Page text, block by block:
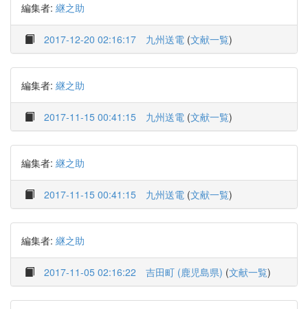
編集者: 継之助
2017-12-20 02:16:17 九州送電 (文献一覧)
編集者: 継之助
2017-11-15 00:41:15 九州送電 (文献一覧)
編集者: 継之助
2017-11-15 00:41:15 九州送電 (文献一覧)
編集者: 継之助
2017-11-05 02:16:22 吉田町 (鹿児島県) (文献一覧)